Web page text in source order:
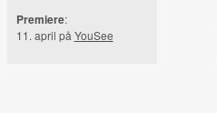
Premiere:
11. april på YouSee